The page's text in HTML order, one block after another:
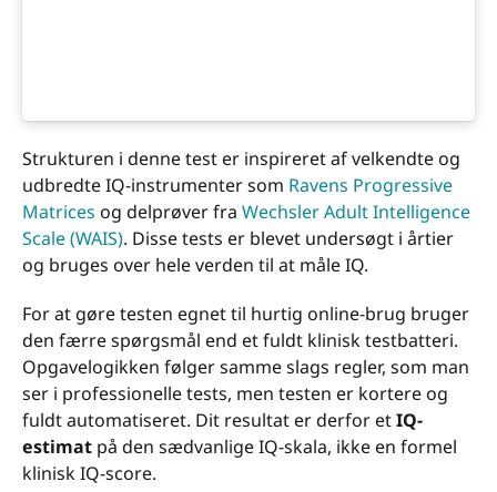
Strukturen i denne test er inspireret af velkendte og
udbredte IQ-instrumenter som Ravens Progressive
Matrices og delprøver fra Wechsler Adult Intelligence
Scale (WAIS). Disse tests er blevet undersøgt i årtier
og bruges over hele verden til at måle IQ.
For at gøre testen egnet til hurtig online-brug bruger
den færre spørgsmål end et fuldt klinisk testbatteri.
Opgavelogikken følger samme slags regler, som man
ser i professionelle tests, men testen er kortere og
fuldt automatiseret. Dit resultat er derfor etIQ-
estimat på den sædvanlige IQ-skala, ikke en formel
klinisk IQ-score.